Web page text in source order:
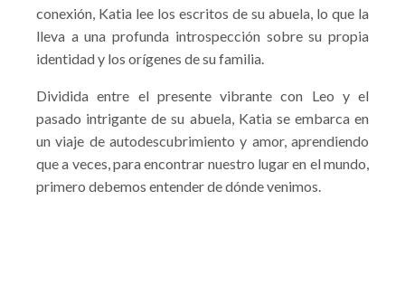
conexión, Katia lee los escritos de su abuela, lo que la
lleva a una profunda introspección sobre su propia
identidad y los orígenes de su familia.
Dividida entre el presente vibrante con Leo y el
pasado intrigante de su abuela, Katia se embarca en
un viaje de autodescubrimiento y amor, aprendiendo
que a veces, para encontrar nuestro lugar en el mundo,
primero debemos entender de dónde venimos.